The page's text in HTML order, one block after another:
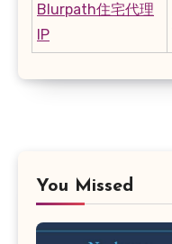
Blurpath住宅代理
IP
You Missed